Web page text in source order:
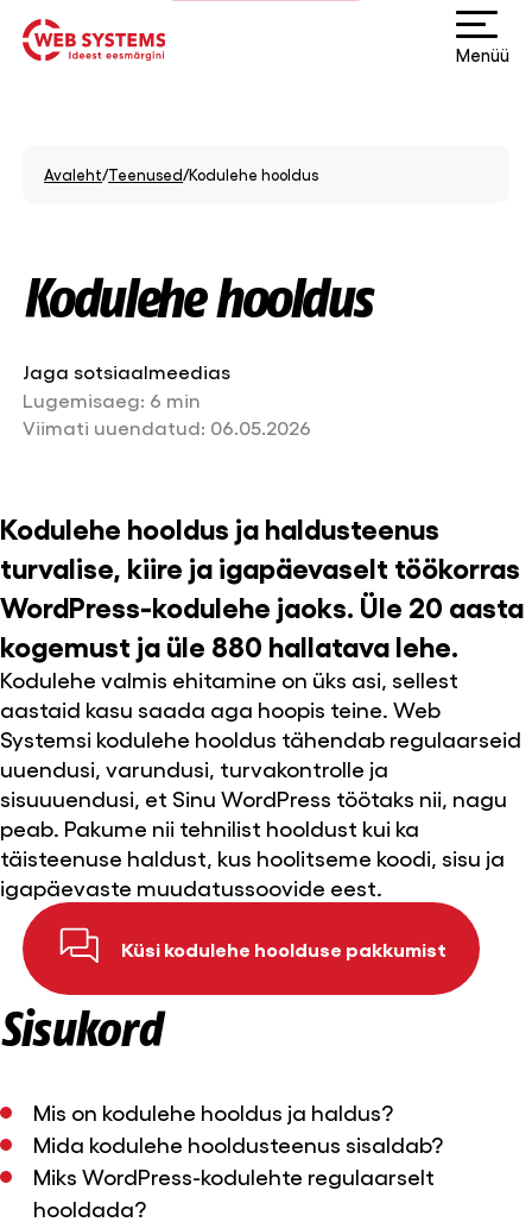
Menüü
Avaleht/Teenused/Kodulehe hooldus
Kodulehe hooldus
Lugemisaeg: 6 min
Viimati uuendatud: 06.05.2026
Jaga sotsiaalmeedias
Kodulehe hooldus ja haldusteenus
turvalise, kiire ja igapäevaselt töökorras
WordPress-kodulehe jaoks. Üle 20 aasta
kogemust ja üle 880 hallatava lehe.
Kodulehe valmis ehitamine on üks asi, sellest
aastaid kasu saada aga hoopis teine. Web
Systemsi kodulehe hooldus tähendab regulaarseid
uuendusi, varundusi, turvakontrolle ja
sisuuuendusi, et Sinu WordPress töötaks nii, nagu
peab. Pakume nii tehnilist hooldust kui ka
täisteenuse haldust, kus hoolitseme koodi, sisu ja
igapäevaste muudatussoovide eest.
Küsi kodulehe hoolduse pakkumist
Sisukord
Mis on kodulehe hooldus ja haldus?
Mida kodulehe hooldusteenus sisaldab?
Miks WordPress-kodulehte regulaarselt
hooldada?